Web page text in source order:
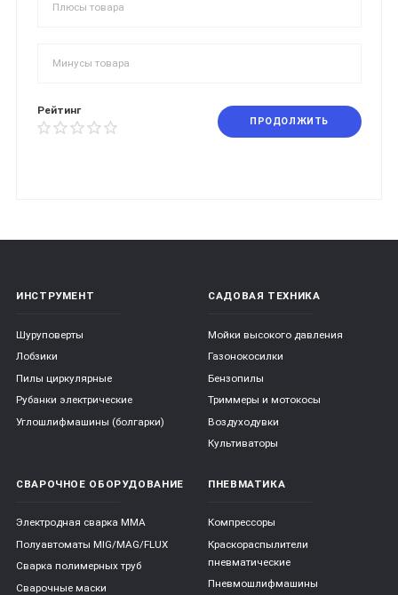
Рейтинг
ПРОДОЛЖИТЬ
ИНСТРУМЕНТ
Шуруповерты
Лобзики
Пилы циркулярные
Рубанки электрические
Углошлифмашины (болгарки)
САДОВАЯ ТЕХНИКА
Мойки высокого давления
Газонокосилки
Бензопилы
Триммеры и мотокосы
Воздуходувки
Культиваторы
СВАРОЧНОЕ ОБОРУДОВАНИЕ
Электродная сварка ММА
Полуавтоматы MIG/MAG/FLUX
Сварка полимерных труб
Сварочные маски
ПНЕВМАТИКА
Компрессоры
Краскораспылители
пневматические
Пневмошлифмашины